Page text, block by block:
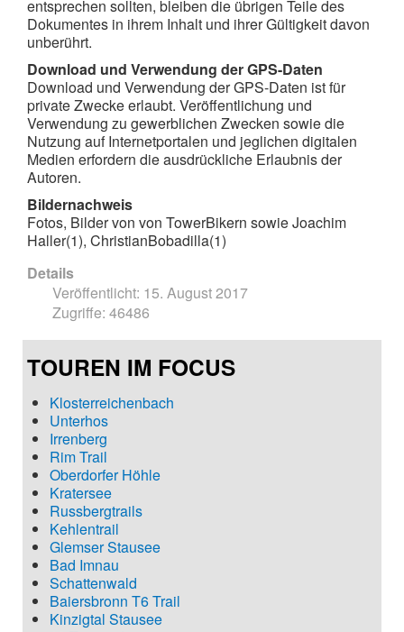
entsprechen sollten, bleiben die übrigen Teile des
Dokumentes in ihrem Inhalt und ihrer Gültigkeit davon
unberührt.
Download und Verwendung der GPS-Daten
Download und Verwendung der GPS-Daten ist für
private Zwecke erlaubt. Veröffentlichung und
Verwendung zu gewerblichen Zwecken sowie die
Nutzung auf Internetportalen und jeglichen digitalen
Medien erfordern die ausdrückliche Erlaubnis der
Autoren.
Bildernachweis
Fotos, Bilder von von TowerBikern sowie Joachim
Haller(1), ChristianBobadilla(1)
Details
Veröffentlicht: 15. August 2017
Zugriffe: 46486
TOUREN IM FOCUS
Klosterreichenbach
Unterhos
Irrenberg
Rim Trail
Oberdorfer Höhle
Kratersee
Russbergtrails
Kehlentrail
Glemser Stausee
Bad Imnau
Schattenwald
Baiersbronn T6 Trail
Kinzigtal Stausee